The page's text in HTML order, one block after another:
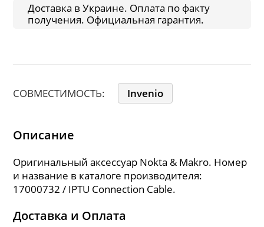
Доставка в Украине. Оплата по факту
получения. Официальная гарантия.
СОВМЕСТИМОСТЬ: Invenio
Описание
Оригинальный аксессуар Nokta & Makro. Номер
и название в каталоге производителя:
17000732 / IPTU Connection Cable.
Доставка и Оплата